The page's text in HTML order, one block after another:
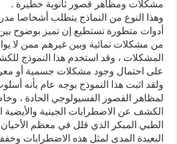
مشكلات ومظاهر قصور ثانوية خطيرة .
وهذا النوع من النماذج يتطلب أشخاصا
أدوات متطورة تستطيع إن تميز بوضوح بين
من مشكلات نمائية وبين غيرهم ممن لا
المشكلات ، وقد استخدم هذا النموذج
على احتمال وجود مشكلات جسمية أو
ولقد اثبت هذا النموذج بوجه عام بأنه
لمظاهر القصور الفسيولوجي الحادة ،
الكشف عن الاضطرابات الجينية والأيضية
الطبي المبكر الذي قلل في معظم الأحيان
البعيدة المدى لمثل هذه الاضطرابات